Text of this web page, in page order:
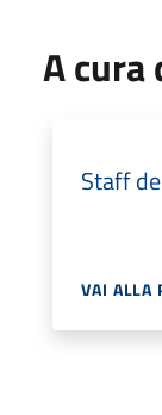
A cura
Staff
VAI ALLA